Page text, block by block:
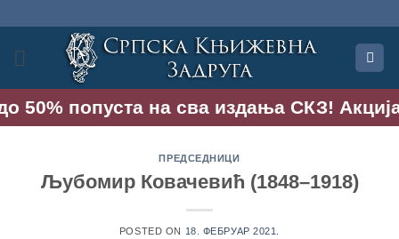
садржај
50% попуста на сва издања СКЗ! Акција
ПРЕДСЕДНИЦИ
Љубомир Ковачевић (1848–1918)
POSTED ON 18. ФЕБРУАР 2021.